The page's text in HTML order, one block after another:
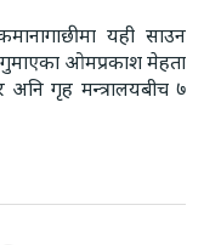
यही साउन
ओमप्रकाश मेहता
अनि गृह मन्त्रालयबीच ७